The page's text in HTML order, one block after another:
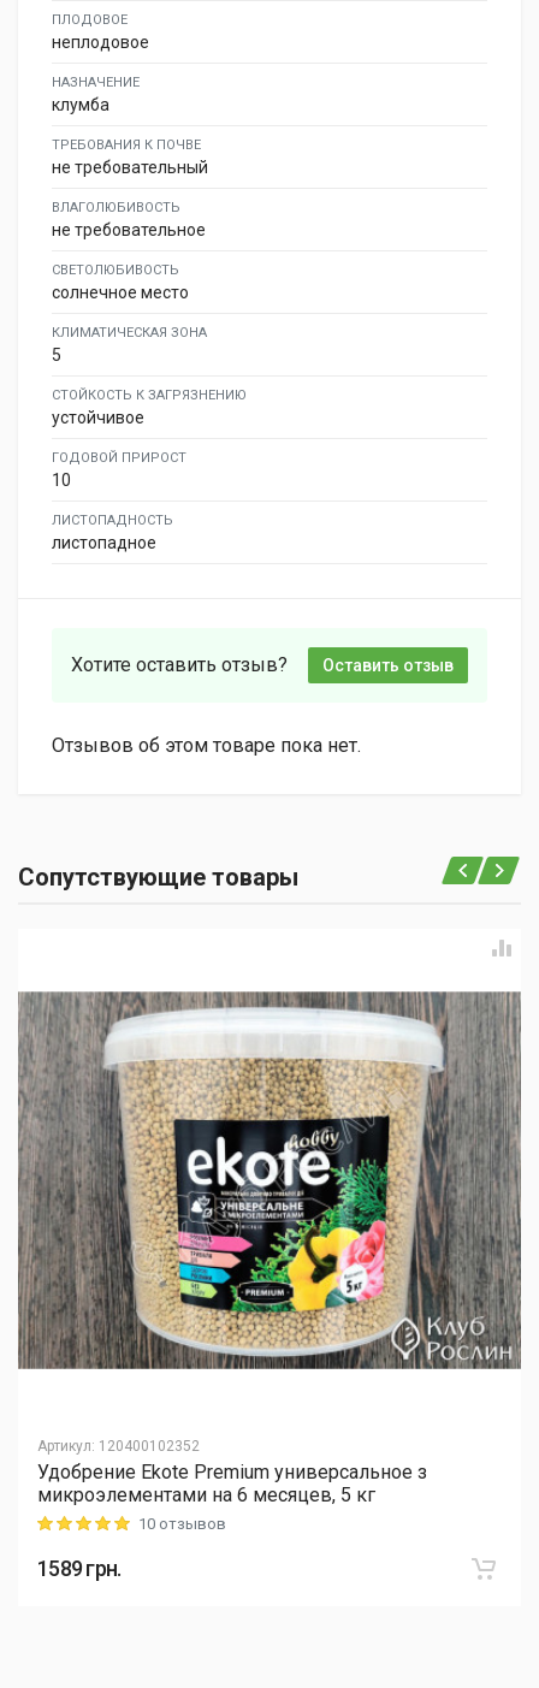
ПЛОДОВОЕ
неплодовое
НАЗНАЧЕНИЕ
клумба
ТРЕБОВАНИЯ К ПОЧВЕ
не требовательный
ВЛАГОЛЮБИВОСТЬ
не требовательное
СВЕТОЛЮБИВОСТЬ
солнечное место
КЛИМАТИЧЕСКАЯ ЗОНА
5
СТОЙКОСТЬ К ЗАГРЯЗНЕНИЮ
устойчивое
ГОДОВОЙ ПРИРОСТ
10
ЛИСТОПАДНОСТЬ
листопадное
Хотите оставить отзыв? Оставить отзыв
Отзывов об этом товаре пока нет.
Сопутствующие товары
Артикул: 120400102352
Удобрение Ekote Premium универсальное з
микроэлементами на 6 месяцев, 5 кг
Rating: 5 out of 510 отзывов
1589грн.